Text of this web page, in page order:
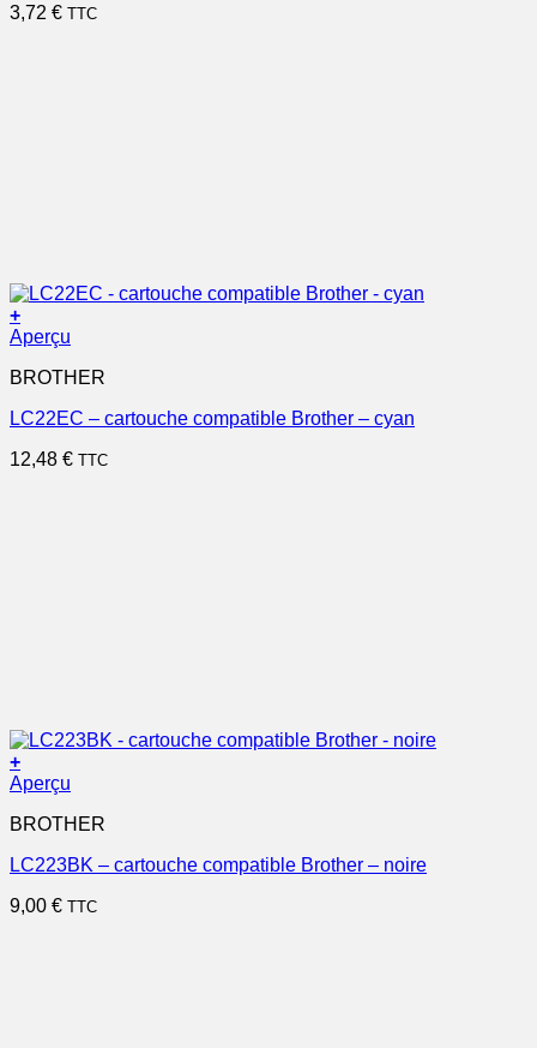
3,72 € TTC
+
Aperçu
BROTHER
LC22EC – cartouche compatible Brother – cyan
12,48 € TTC
+
Aperçu
BROTHER
LC223BK – cartouche compatible Brother – noire
9,00 € TTC